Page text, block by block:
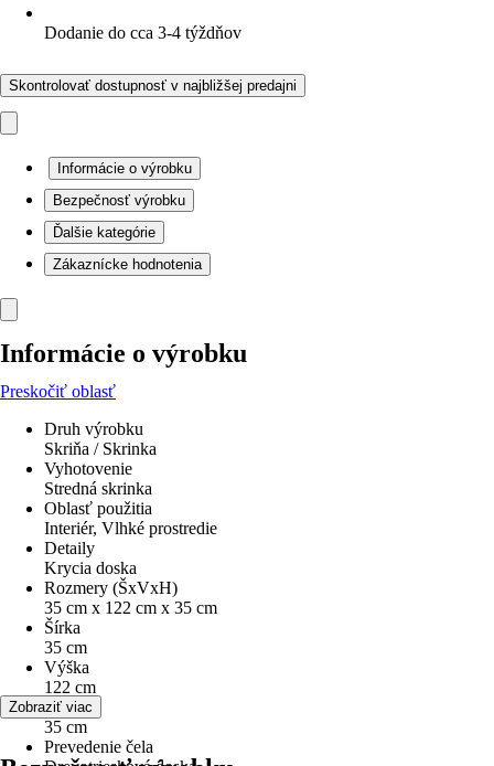
Dodanie do cca 3-4 týždňov
Skontrolovať dostupnosť v najbližšej predajni
Informácie o výrobku
Bezpečnosť výrobku
Ďalšie kategórie
Zákaznícke hodnotenia
Informácie o výrobku
Preskočiť oblasť
Druh výrobku
Skriňa / Skrinka
Vyhotovenie
Stredná skrinka
Oblasť použitia
Interiér, Vlhké prostredie
Detaily
Krycia doska
Rozmery (ŠxVxH)
35 cm x 122 cm x 35 cm
Šírka
35 cm
Výška
122 cm
Hĺbka
35 cm
Prevedenie čela
Zobraziť viac